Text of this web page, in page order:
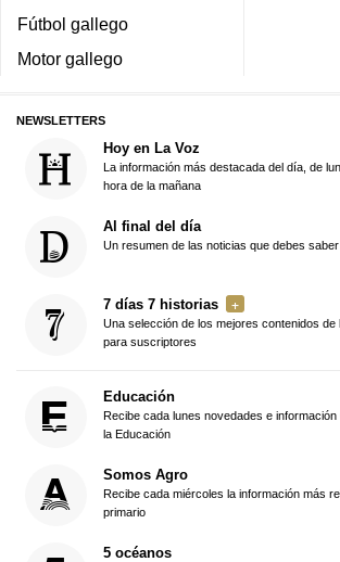
Fútbol gallego
Motor gallego
NEWSLETTERS
Hoy en La Voz
La información más destacada del día, de
hora de la mañana
Al final del día
Un resumen de las noticias que debes
7 días 7 historias
Una selección de los mejores contenidos de
para suscriptores
Educación
Recibe cada lunes novedades e información
la Educación
Somos Agro
Recibe cada miércoles la información más
primario
5 océanos